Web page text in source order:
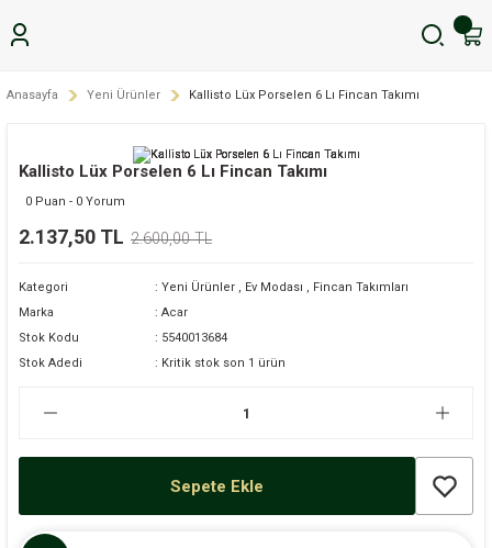
Anasayfa Yeni Ürünler Kallisto Lüx Porselen 6 Lı Fincan Takımı
Kallisto Lüx Porselen 6 Lı Fincan Takımı
0 Puan - 0 Yorum
2.137,50 TL 2.600,00 TL
Kategori Yeni Ürünler , Ev Modası , Fincan Takımları
Marka
Acar
Stok Kodu
5540013684
Stok Adedi
Kritik stok son 1 ürün
Sepete Ekle